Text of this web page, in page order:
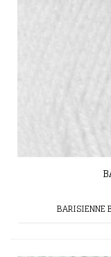
BARISIENNE